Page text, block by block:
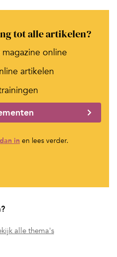
tot alle artikelen?
online
artikelen
in en lees verder.
alle thema's